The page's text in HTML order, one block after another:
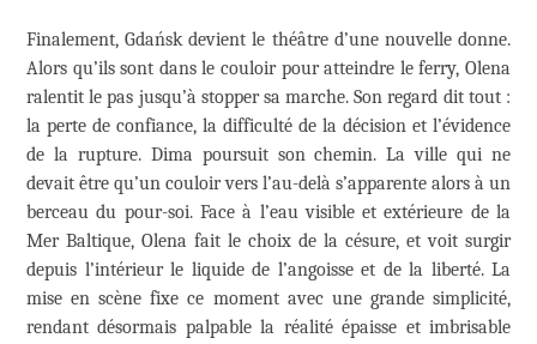
Finalement, Gdańsk devient le théâtre d’une nouvelle donne.
Alors qu’ils sont dans le couloir pour atteindre le ferry, Olena
ralentit le pas jusqu’à stopper sa marche. Son regard dit tout :
la perte de confiance, la difficulté de la décision et l’évidence
de la rupture. Dima poursuit son chemin. La ville qui ne
devait être qu’un couloir vers l’au-delà s’apparente alors à un
berceau du pour-soi. Face à l’eau visible et extérieure de la
Mer Baltique, Olena fait le choix de la césure, et voit surgir
depuis l’intérieur le liquide de l’angoisse et de la liberté. La
mise en scène fixe ce moment avec une grande simplicité,
rendant désormais palpable la réalité épaisse et imbrisable